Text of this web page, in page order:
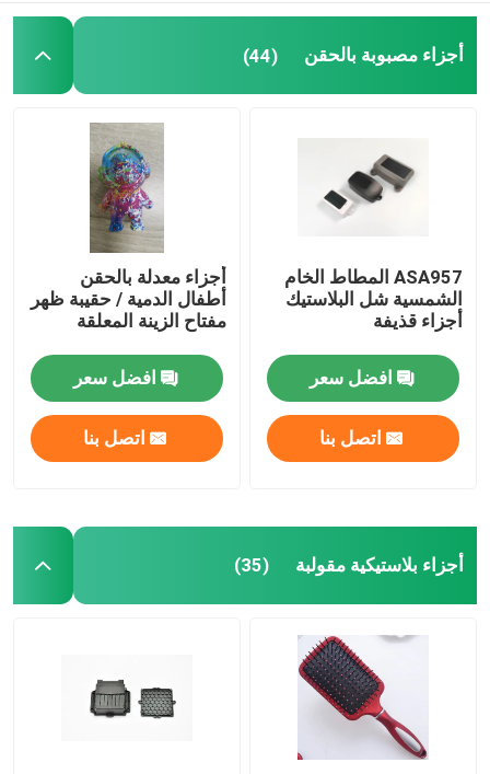
حل حقن صب
أجزاء مصبوبة بالحقن (44)
ASA957 المطاط الخام
الشمسية شل البلاستيك
أجزاء قذيفة
افضل سعر
اتصل بنا
أجزاء معدلة بالحقن
أطفال الدمية / حقيبة ظهر
مفتاح الزينة المعلقة
افضل سعر
اتصل بنا
أجزاء بلاستيكية مقولبة (35)